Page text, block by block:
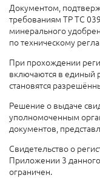
Документом,
требованиям ТР ТС
минерального
по техническому
При прохождении
включаются в единый
становятся
Решение о выдаче
уполномоченным
документов,
Свидетельство о
Приложении 3
ограничен.